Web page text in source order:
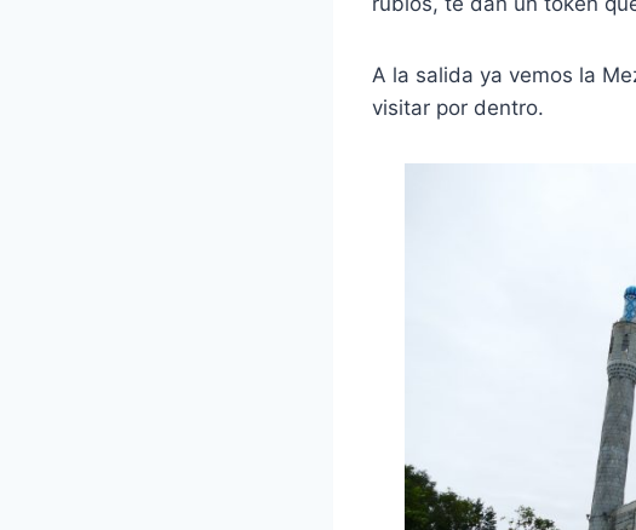
A la salida ya vemos la
visitar por dentro.